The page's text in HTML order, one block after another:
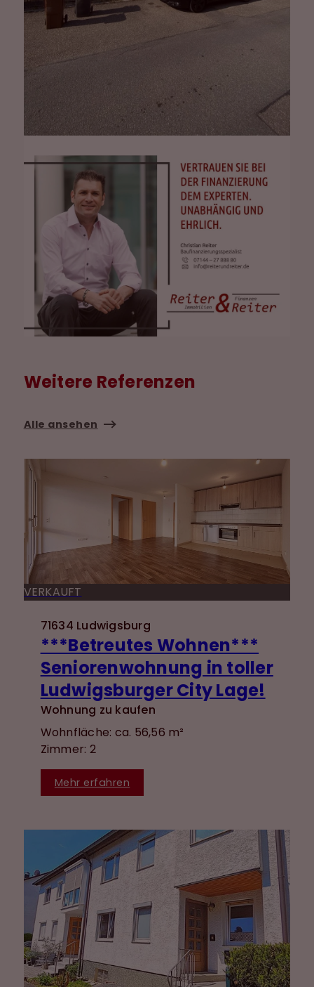
Weitere Referenzen
Alle ansehen
VERKAUFT
71634 Ludwigsburg
***Betreutes Wohnen***
Seniorenwohnung in toller
Ludwigsburger City Lage!
Wohnung zu kaufen
Wohnfläche: ca. 56,56 m²
Zimmer: 2
Mehr erfahren